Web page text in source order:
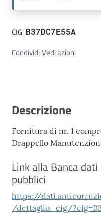
CIG: B37DC7E55A
CondividiVedi azioni
Descrizione
Fornitura di nr. 1
Drappello
Link alla Banca
pubblici
https://
/dettaglio_cig/